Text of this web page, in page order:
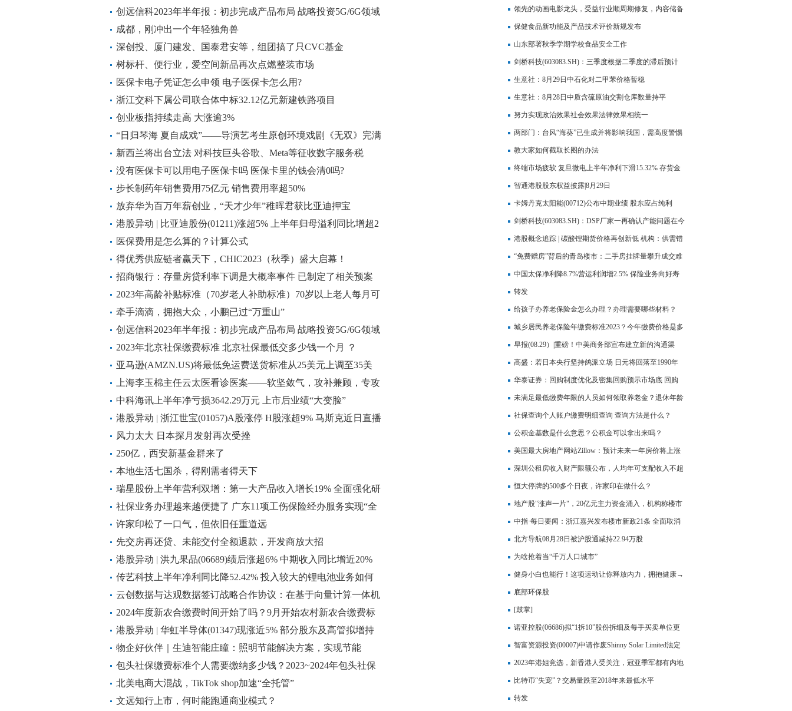
创远信科2023年半年报：初步完成产品布局 战略投资5G/6G领域
成都，刚冲出一个年轻独角兽
深创投、厦门建发、国泰君安等，组团搞了只CVC基金
树标杆、便行业，爱空间新品再次点燃整装市场
医保卡电子凭证怎么申领 电子医保卡怎么用?
浙江交科下属公司联合体中标32.12亿元新建铁路项目
创业板指持续走高 大涨逾3%
“日归琴海 夏自成戏”——导演艺考生原创环境戏剧《无双》完满
落幕
新西兰将出台立法 对科技巨头谷歌、Meta等征收数字服务税
没有医保卡可以用电子医保卡吗 医保卡里的钱会清0吗?
步长制药年销售费用75亿元 销售费用率超50%
放弃华为百万年薪创业，“天才少年”稚晖君获比亚迪押宝
港股异动 | 比亚迪股份(01211)涨超5% 上半年归母溢利同比增超2
倍 机构看好其四季度销量增长
医保费用是怎么算的？计算公式
得优秀供应链者赢天下，CHIC2023（秋季）盛大启幕！
招商银行：存量房贷利率下调是大概率事件 已制定了相关预案
2023年高龄补贴标准（70岁老人补助标准）70岁以上老人每月可
以拿多少补贴？
牵手滴滴，拥抱大众，小鹏已过“万重山”
创远信科2023年半年报：初步完成产品布局 战略投资5G/6G领域
2023年北京社保缴费标准 北京社保最低交多少钱一个月 ？
亚马逊(AMZN.US)将最低免运费送货标准从25美元上调至35美
元
上海李玉棉主任云太医看诊医案——软坚敛气，攻补兼顾，专攻
肌瘤囊肿
中科海讯上半年净亏损3642.29万元 上市后业绩“大变脸”
港股异动 | 浙江世宝(01057)A股涨停 H股涨超9% 马斯克近日直播
试驾新自动驾驶系统
风力太大 日本探月发射再次受挫
250亿，西安新基金群来了
本地生活七国杀，得刚需者得天下
瑞星股份上半年营利双增：第一大产品收入增长19% 全面强化研
产销实力夯实发展底座
社保业务办理越来越便捷了 广东11项工伤保险经办服务实现“全
省通办”
许家印松了一口气，但依旧任重道远
先交房再还贷、未能交付全额退款，开发商放大招
港股异动 | 洪九果品(06689)绩后涨超6% 中期收入同比增近20%
经营活动现金流持续优化
传艺科技上半年净利同比降52.42% 投入较大的锂电池业务如何
发展受关注
云创数据与达观数据签订战略合作协议：在基于向量计算一体机
的大模型等领域开展战略合作
2024年度新农合缴费时间开始了吗？9月开始农村新农合缴费标
准是多少？
港股异动 | 华虹半导体(01347)现涨近5% 部分股东及高管拟增持
公司A股股份 盘后将发业绩
物企好伙伴｜生迪智能庄瞳：照明节能解决方案，实现节能
50%-90%
包头社保缴费标准个人需要缴纳多少钱？2023~2024年包头社保
缴费多少钱一个月
北美电商大混战，TikTok shop加速“全托管”
文远知行上市，何时能跑通商业模式？
领先的动画电影龙头，受益行业顺周期修复，内容储备
丰富望贡献业绩弹性——8月29日研报挖矿
保健食品新功能及产品技术评价新规发布
山东部署秋季学期学校食品安全工作
剑桥科技(603083.SH)：三季度根据二季度的滞后预计
有所增长，但不能保证三季度本身预测的订单不再次递
延
生意社：8月29日中石化对二甲苯价格暂稳
生意社：8月28日中质含硫原油交割仓库数量持平
努力实现政治效果社会效果法律效果相统一
两部门：台风“海葵”已生成并将影响我国，需高度警惕
教大家如何截取长图的办法
终端市场疲软 复旦微电上半年净利下滑15.32% 存货金
额创新高
智通港股股东权益披露|8月29日
卡姆丹克太阳能(00712)公布中期业绩 股东应占纯利
4930万元 同比扭亏为盈
剑桥科技(603083.SH)：DSP厂家一再确认产能问题在今
年四季度或明年一季度完全解决
港股概念追踪 | 碳酸锂期货价格再创新低 机构：供需错
配下 锂价或将持续下行(附概念股)
“免费赠房”背后的青岛楼市：二手房挂牌量攀升成交难
中国太保净利降8.7%营运利润增2.5% 保险业务向好寿
险新业务价值增三成
转发
给孩子办养老保险金怎么办理？办理需要哪些材料？
城乡居民养老保险年缴费标准2023？今年缴费价格是多
少？
早报(08.29）|重磅！中美商务部宣布建立新的沟通渠
道；美股中概股普涨，“越南特斯拉”再创新高；超12家
上市公司终止减持
高盛：若日本央行坚持鸽派立场 日元将回落至1990年
水平
华泰证券：回购制度优化及密集回购预示市场底 回购
溢价率选股或有超额
未满足最低缴费年限的人员如何领取养老金？退休年龄
达到次月起养老金吗？
社保查询个人账户缴费明细查询 查询方法是什么？
公积金基数是什么意思？公积金可以拿出来吗？
美国最大房地产网站Zillow：预计未来一年房价将上涨
6.5%
深圳公租房收入财产限额公布，人均年可支配收入不超
5.4万
恒大停牌的500多个日夜，许家印在做什么？
地产股"涨声一片"，20亿元主力资金涌入，机构称楼市
有望迎来筑底回暖
中指·每日要闻：浙江嘉兴发布楼市新政21条 全面取消
限购限售
北方导航08月28日被沪股通减持22.94万股
为啥抢着当“千万人口城市”
健身小白也能行！这项运动让你释放内力，拥抱健康→
底部环保股
[鼓掌]
诺亚控股(06686)拟“1拆10”股份拆细及每手买卖单位更
改为100股已拆细股份
智富资源投资(00007)申请作废Shinny Solar Limited法定
要求偿债书
2023年港姐竞选，新香港人受关注，冠亚季军都有内地
背景
比特币“失宠”？交易量跌至2018年来最低水平
转发